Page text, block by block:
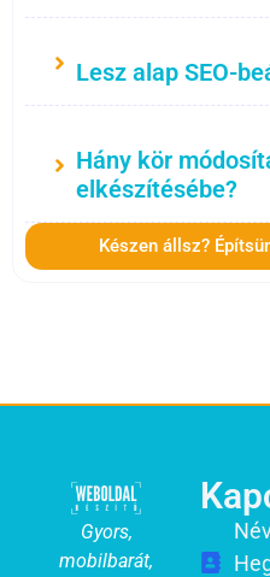
Lesz alap SEO-
Hány kör
elkészítésébe?
Készen állsz?
Gyors,
mobilbarát,